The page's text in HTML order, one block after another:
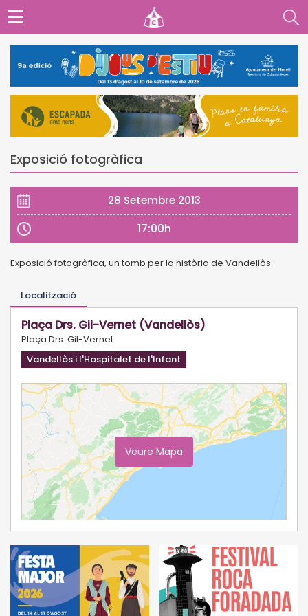
Exposició fotogràfica
28 Setembre 2013
17:00h
Exposició fotogràfica, un tomb per la història de Vandellòs
Localització
Plaça Drs. Gil-Vernet (Vandellòs)
Plaça Drs. Gil-Vernet
Vandellòs i l'Hospitalet de l'Infant
Veure Mapa